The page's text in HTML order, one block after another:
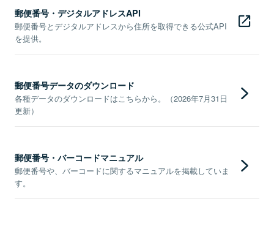
郵便番号・デジタルアドレスAPI
郵便番号とデジタルアドレスから住所を取得できる公式API
を提供。
郵便番号データのダウンロード
各種データのダウンロードはこちらから。（2026年7月31日
更新）
郵便番号・バーコードマニュアル
郵便番号や、バーコードに関するマニュアルを掲載していま
す。